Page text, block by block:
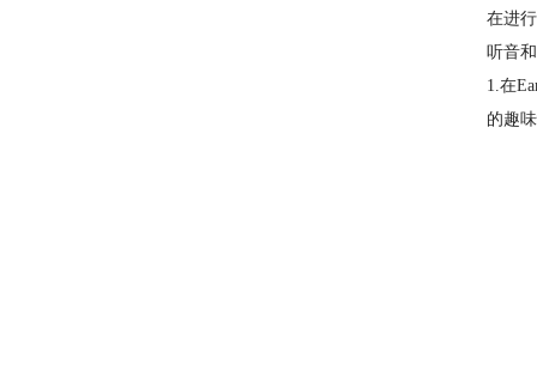
在进
听音
1.在
的趣